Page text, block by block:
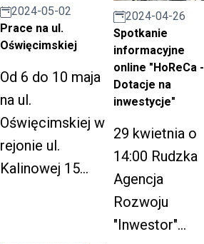
wystąpią
utrudnienia w
ruchu oraz
chwilowe
zwężenia/zamk
nięcia drogi w
związku z
związku z
pracami w
ramach
remontów
2024-05-02
Prace na ul.
Oświęcimskiej
Od 6 do 10 maja
na ul.
Oświęcimskiej w
rejonie ul.
Kalinowej 15
2024-04-26
Spotkanie
informacyjne
online "HoReCa -
Dotacje na
inwestycje"
29 kwietnia o
14:00 Rudzka
Agencja
Rozwoju
"Inwestor"